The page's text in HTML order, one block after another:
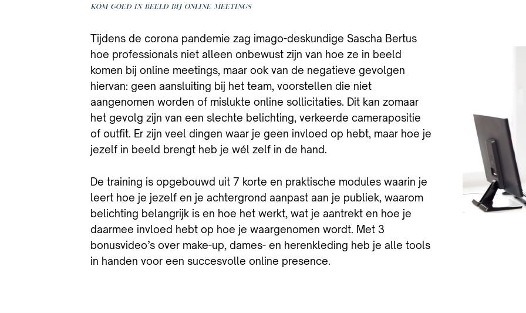
Kom goed in beeld bij online meetings
Tijdens de corona pandemie zag imago-deskundige Sascha Bertus
hoe professionals niet alleen onbewust zijn van hoe ze in beeld
komen bij online meetings, maar ook van de negatieve gevolgen
hiervan: geen aansluiting bij het team, voorstellen die niet
aangenomen worden of mislukte online sollicitaties. Dit kan zomaar
het gevolg zijn van een slechte belichting, verkeerde camerapositie
of outfit. Er zijn veel dingen waar je geen invloed op hebt, maar hoe je
jezelf in beeld brengt heb je wél zelf in de hand.
De training is opgebouwd uit 7 korte en praktische modules waarin je
leert hoe je jezelf en je achtergrond aanpast aan je publiek, waarom
belichting belangrijk is en hoe het werkt, wat je aantrekt en hoe je
daarmee invloed hebt op hoe je waargenomen wordt. Met 3
bonusvideo’s over make-up, dames- en herenkleding heb je alle tools
in handen voor een succesvolle online presence.